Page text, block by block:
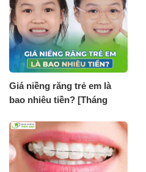
Giá niềng răng trẻ em là
bao nhiêu tiền? [Tháng